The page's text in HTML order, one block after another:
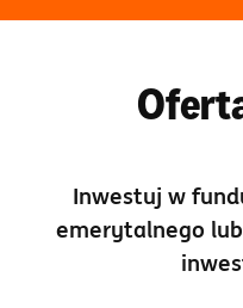
Inwestuj w
emerytalnego